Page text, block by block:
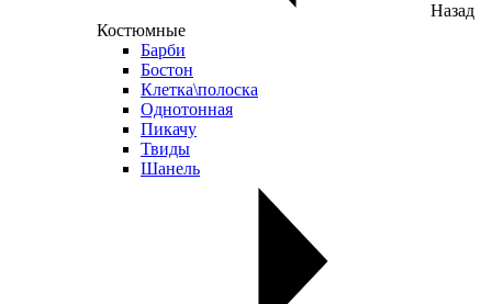
Назад
Костюмные
Барби
Бостон
Клетка\полоска
Однотонная
Пикачу
Твиды
Шанель